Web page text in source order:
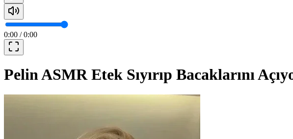
0:00 /0:00
Pelin ASMR Etek Sıyırıp Bacaklarını